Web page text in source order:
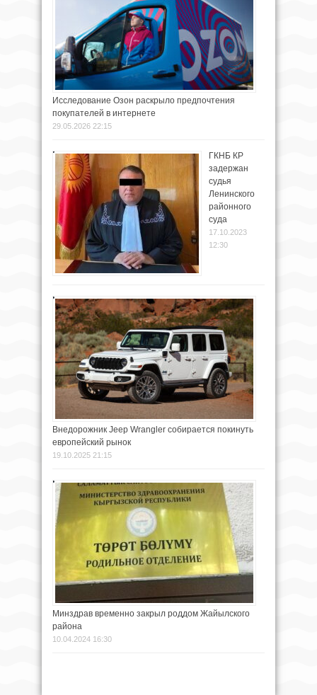
Исследование Озон раскрыло предпочтения
покупателей в интернете
29.05.2026 22:15
ГКНБ КР
задержан
судья
Ленинского
районного
суда
17.10.2023
12:30
Внедорожник Jeep Wrangler собирается покинуть
европейский рынок
19.10.2025 21:15
Минздрав временно закрыл роддом Жайылского
района
10.04.2024 16:30